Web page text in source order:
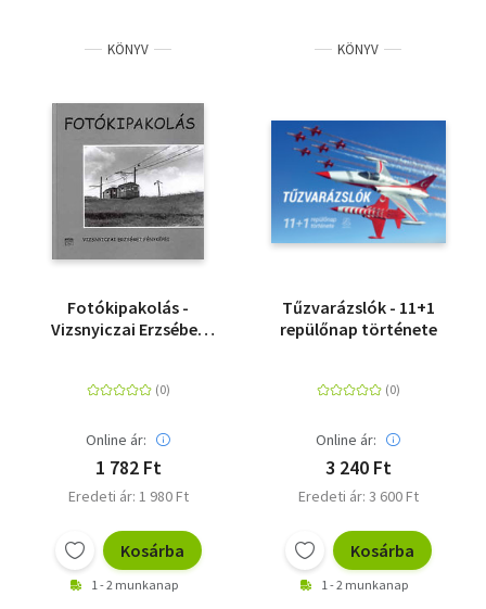
KÖNYV
Fotókipakolás -
Vizsnyiczai Erzsébet
Online ár:
1 782 Ft
Eredeti ár: 1 980 Ft
Kosárba
1 - 2 munkanap
KÖNYV
Tűzvarázslók - 11+1
repülőnap története
Online ár:
3 240 Ft
Eredeti ár: 3 600 Ft
Kosárba
1 - 2 munkanap